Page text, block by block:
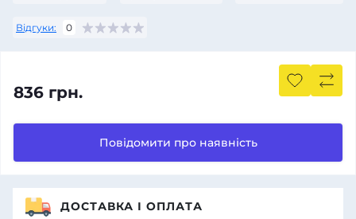
Відгуки: 0
836 грн.
Повідомити про наявність
ДОСТАВКА І ОПЛАТА